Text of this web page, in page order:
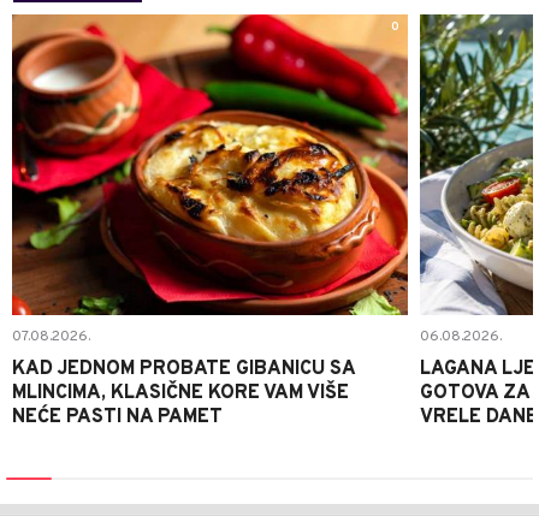
0
07.08.2026.
KAD JEDNOM PROBATE GIBANICU SA
MLINCIMA, KLASIČNE KORE VAM VIŠE
NEĆE PASTI NA PAMET
06.08.2026.
LAGANA
GOTOVA ZA
VRELE DANE